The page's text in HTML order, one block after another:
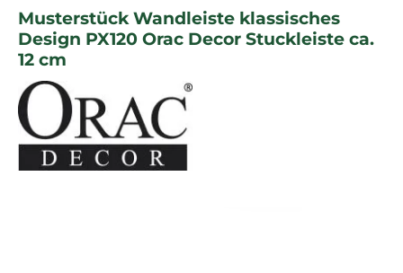
Musterstück Wandleiste klassisches
Design PX120 Orac Decor Stuckleiste ca.
12 cm